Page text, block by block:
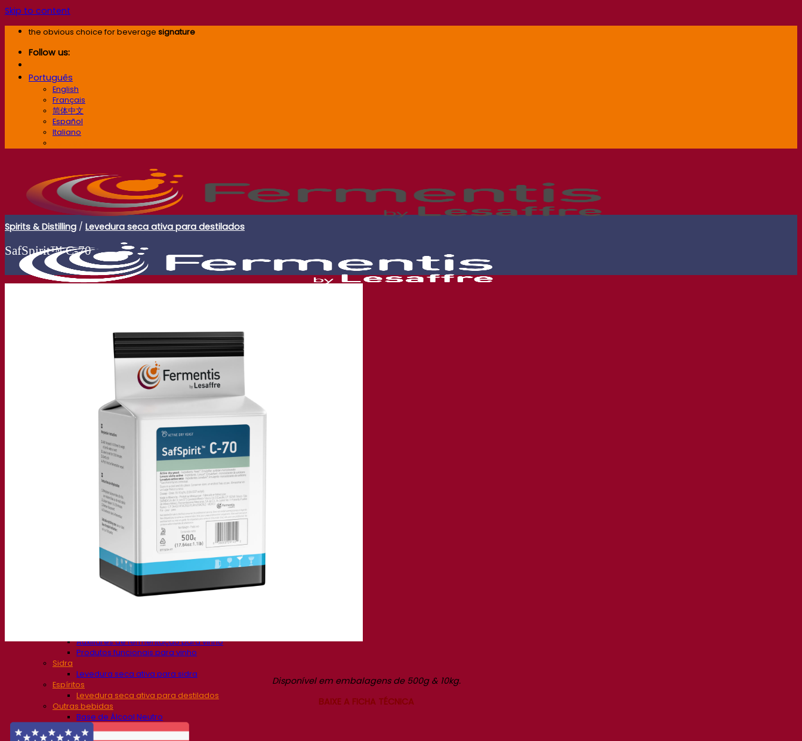
Skip to content
the obvious choice for beverage signature
Follow us:
Português
English
Français
简体中文
Español
Italiano
Especialista em fermentação
O Campus Fermentis
Uma equipe apaixonada
Apoiando a criatividade
Grupo Lesaffre
Pesquisa e desenvolvimento
Levedura Superior da Fermentis
Caracterização do produto
Desenvolvimento de produto
Nossas marcas
E2U™ – Easy To Use
SafYeast™
All In 1™
Fermentis Academy™
Outros serviços
Fabricação sob encomenda
Degustações de bebidas
Soluções de fermentação
Levedura seca ativa para cerveja
Bactérias
Auxiliares de fermentação para cerveja
Produtos funcionais para cerveja
Auxiliares de fermentação para vinho
Produtos funcionais para vinho
Sidra
Levedura seca ativa para sidra
Espíritos
Levedura seca ativa para destilados
Outras bebidas
Base de Álcool Neutro
Kvas
Sorghum
Spirits & Distilling / Levedura seca ativa para destilados
SafSpirit™ C-70
Disponível em embalagens de 500g & 10kg.
BAIXE A FICHA TÉCNICA